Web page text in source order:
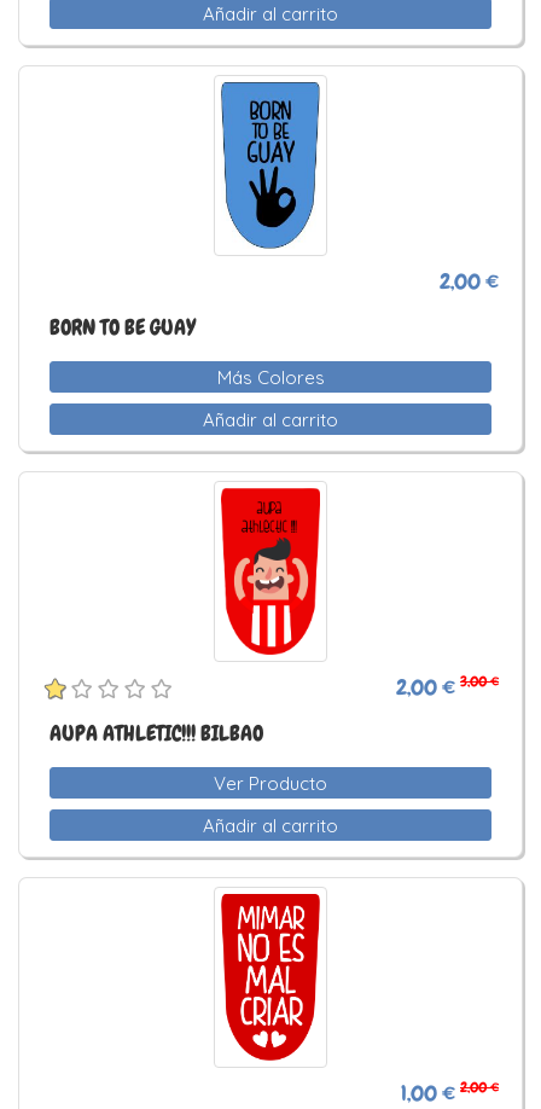
Añadir al carrito
2,00 €
BORN TO BE GUAY
Más Colores
Añadir al carrito
2,00 € 3,00 €
AUPA ATHLETIC!!! BILBAO
Ver Producto
Añadir al carrito
1,00 € 2,00 €